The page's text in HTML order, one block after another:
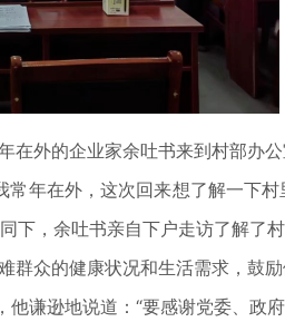
外的企业家余吐书来到村部办
年在外，这次回来想了解一下
下，余吐书亲自下户走访了解了村
众的健康状况和生活需求，鼓
谦逊地说道：“要感谢党委、政